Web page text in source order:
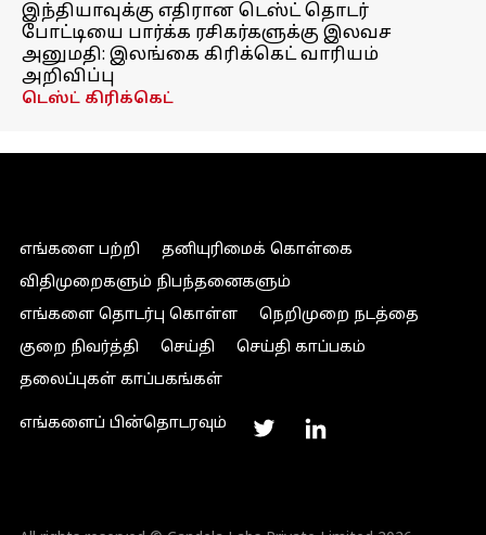
இந்தியாவுக்கு எதிரான டெஸ்ட் தொடர்
போட்டியை பார்க்க ரசிகர்களுக்கு இலவச
அனுமதி: இலங்கை கிரிக்கெட் வாரியம்
அறிவிப்பு
டெஸ்ட் கிரிக்கெட்
எங்களை பற்றி
தனியுரிமைக் கொள்கை
விதிமுறைகளும் நிபந்தனைகளும்
எங்களை தொடர்பு கொள்ள
நெறிமுறை நடத்தை
குறை நிவர்த்தி
செய்தி
செய்தி காப்பகம்
தலைப்புகள் காப்பகங்கள்
எங்களைப் பின்தொடரவும்